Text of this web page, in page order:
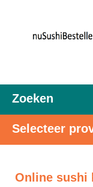
Zoeken
Selecteer
Online sushi